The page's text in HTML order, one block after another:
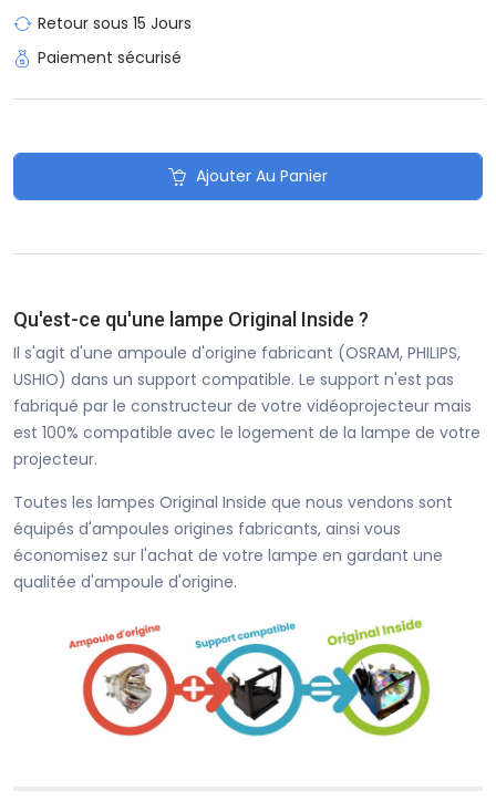
Retour sous 15 Jours
Paiement sécurisé
Ajouter Au Panier
Qu'est-ce qu'une lampe Original Inside ?
Il s'agit d'une ampoule d'origine fabricant (OSRAM, PHILIPS,
USHIO) dans un support compatible. Le support n'est pas
fabriqué par le constructeur de votre vidéoprojecteur mais
est 100% compatible avec le logement de la lampe de votre
projecteur.
Toutes les lampes Original Inside que nous vendons sont
équipés d'ampoules origines fabricants, ainsi vous
économisez sur l'achat de votre lampe en gardant une
qualitée d'ampoule d'origine.